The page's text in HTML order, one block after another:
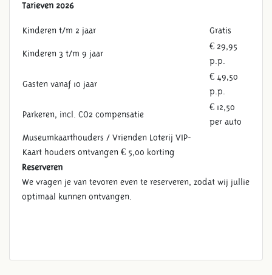
Tarieven 2026
Kinderen t/m 2 jaar Gratis
Kinderen 3 t/m 9 jaar
€ 29,95
p.p.
Gasten vanaf 10 jaar
€ 49,50
p.p.
Parkeren, incl. CO2 compensatie
€ 12,50
per auto
Museumkaarthouders / Vrienden Loterij VIP-
Kaart houders ontvangen € 5,00 korting
Reserveren
We vragen je van tevoren even te reserveren, zodat wij jullie
optimaal kunnen ontvangen.